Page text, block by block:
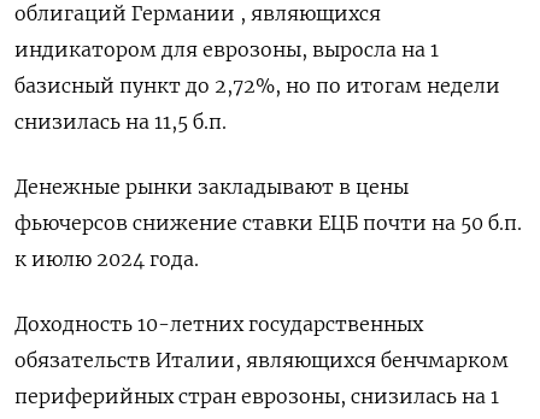
облигаций Германии , являющихся
индикатором для еврозоны, выросла на 1
базисный пункт до 2,72%, но по итогам недели
снизилась на 11,5 б.п.
Денежные рынки закладывают в цены
фьючерсов снижение ставки ЕЦБ почти на 50 б.п.
к июлю 2024 года.
Доходность 10-летних государственных
обязательств Италии, являющихся бенчмарком
периферийных стран еврозоны, снизилась на 1